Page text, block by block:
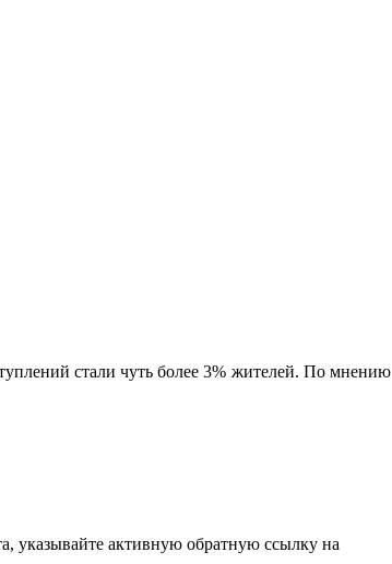
стали чуть более 3% жителей. По мнению
указывайте активную обратную ссылку на